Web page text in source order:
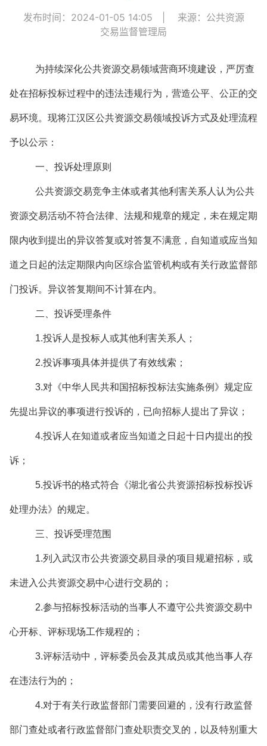
发布时间：2024-01-05 14:05
来源：公共资源
交易监督管理局
为持续深化公共资源交易领域营商环境建设，严厉查
处在招标投标过程中的违法违规行为，营造公平、公正的交
易环境。现将江汉区公共资源交易领域投诉方式及处理流程
予以公示：
一、投诉处理原则
公共资源交易竞争主体或者其他利害关系人认为公共
资源交易活动不符合法律、法规和规章的规定，未在规定期
限内收到提出的异议答复或对答复不满意，自知道或应当知
道之日起的法定期限内向区综合监管机构或有关行政监督部
门投诉。异议答复期间不计算在内。
二、投诉受理条件
1.投诉人是投标人或其他利害关系人；
2.投诉事项具体并提供了有效线索；
3.对《中华人民共和国招标投标法实施条例》规定应
先提出异议的事项进行投诉的，已向招标人提出了异议；
4.投诉人在知道或者应当知道之日起十日内提出的投
诉；
5.投诉书的格式符合《湖北省公共资源招标投标投诉
处理办法》的规定。
三、投诉受理范围
1.列入武汉市公共资源交易目录的项目规避招标，或
未进入公共资源交易中心进行交易的；
2.参与招标投标活动的当事人不遵守公共资源交易中
心开标、评标现场工作规程的；
3.评标活动中，评标委员会及其成员或其他当事人存
在违法行为的；
4.对于有关行政监督部门需要回避的，没有行政监督
部门查处或者行政监督部门查处职责交叉的，以及特别重大